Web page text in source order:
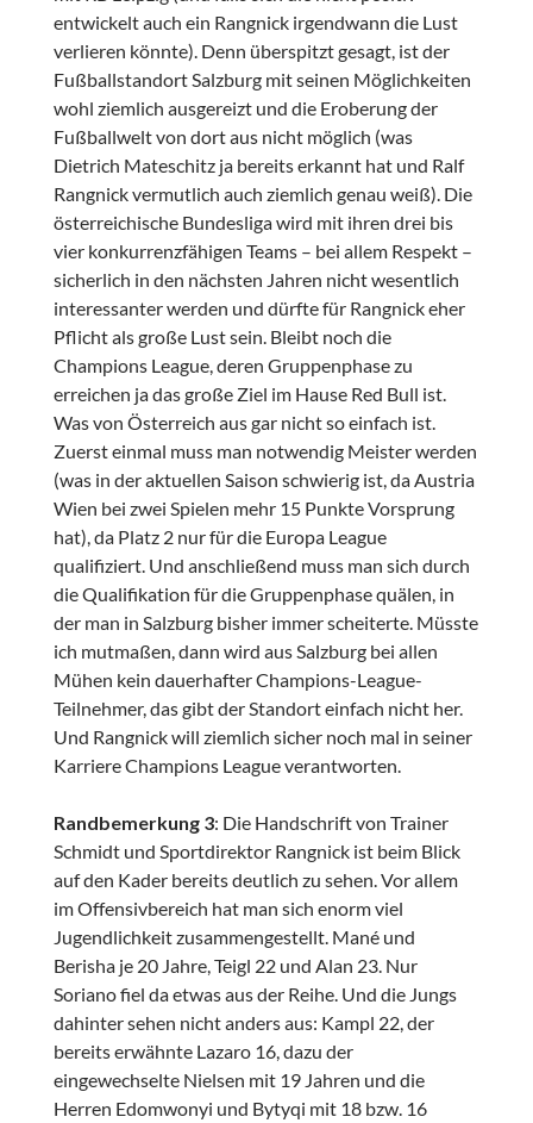
entwickelt auch ein Rangnick irgendwann die Lust
verlieren könnte). Denn überspitzt gesagt, ist der
Fußballstandort Salzburg mit seinen Möglichkeiten
wohl ziemlich ausgereizt und die Eroberung der
Fußballwelt von dort aus nicht möglich (was
Dietrich Mateschitz ja bereits erkannt hat und Ralf
Rangnick vermutlich auch ziemlich genau weiß). Die
österreichische Bundesliga wird mit ihren drei bis
vier konkurrenzfähigen Teams – bei allem Respekt –
sicherlich in den nächsten Jahren nicht wesentlich
interessanter werden und dürfte für Rangnick eher
Pflicht als große Lust sein. Bleibt noch die
Champions League, deren Gruppenphase zu
erreichen ja das große Ziel im Hause Red Bull ist.
Was von Österreich aus gar nicht so einfach ist.
Zuerst einmal muss man notwendig Meister werden
(was in der aktuellen Saison schwierig ist, da Austria
Wien bei zwei Spielen mehr 15 Punkte Vorsprung
hat), da Platz 2 nur für die Europa League
qualifiziert. Und anschließend muss man sich durch
die Qualifikation für die Gruppenphase quälen, in
der man in Salzburg bisher immer scheiterte. Müsste
ich mutmaßen, dann wird aus Salzburg bei allen
Mühen kein dauerhafter Champions-League-
Teilnehmer, das gibt der Standort einfach nicht her.
Und Rangnick will ziemlich sicher noch mal in seiner
Karriere Champions League verantworten.
Randbemerkung 3: Die Handschrift von Trainer
Schmidt und Sportdirektor Rangnick ist beim Blick
auf den Kader bereits deutlich zu sehen. Vor allem
im Offensivbereich hat man sich enorm viel
Jugendlichkeit zusammengestellt. Mané und
Berisha je 20 Jahre, Teigl 22 und Alan 23. Nur
Soriano fiel da etwas aus der Reihe. Und die Jungs
dahinter sehen nicht anders aus: Kampl 22, der
bereits erwähnte Lazaro 16, dazu der
eingewechselte Nielsen mit 19 Jahren und die
Herren Edomwonyi und Bytyqi mit 18 bzw. 16